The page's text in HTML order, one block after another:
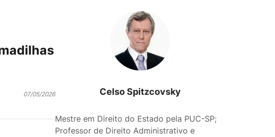
07/05/2026 Celso Spitzcovsky
Mestre em Direito do Estado pela PUC-SP;
Professor de Direito Administrativo e